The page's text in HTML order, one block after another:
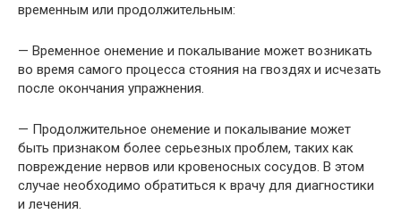
временным или продолжительным:
— Временное онемение и покалывание может возникать
во время самого процесса стояния на гвоздях и исчезать
после окончания упражнения.
— Продолжительное онемение и покалывание может
быть признаком более серьезных проблем, таких как
повреждение нервов или кровеносных сосудов. В этом
случае необходимо обратиться к врачу для диагностики
и лечения.